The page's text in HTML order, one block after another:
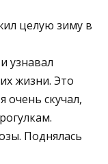
целую зиму в
узнавал
жизни. Это
скучал,
Поднялась